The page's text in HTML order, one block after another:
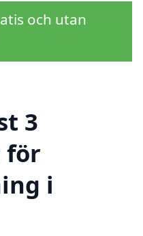
och utan
3
för
i